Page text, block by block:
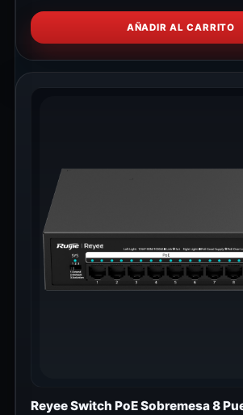
AÑADIR AL CARRITO
Reyee Switch PoE Sobremesa 8